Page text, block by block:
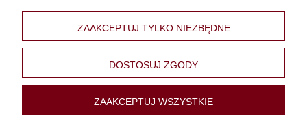
Poltyka cookies
varsaviana
Nowości
ZAAKCEPTUJ TYLKO NIEZBĘDNE
DOSTOSUJ ZGODY
ZAAKCEPTUJ WSZYSTKIE